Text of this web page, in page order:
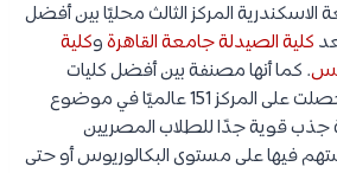
المركز الثالث محليًا بين أفضل
كلية الصيدلة جامعة القاهرةوكلية
. كما أنها مصنفة بين أفضل كليات
الصيدلة عالميًا حيث أنها حصلت على المركز 151 عالميًا في موضوع
جذب قوية جدًا للطلاب المصريين
فيها على مستوى البكالوريوس أو حتى